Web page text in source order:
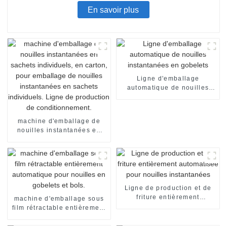
En savoir plus
machine d'emballage de
nouilles instantanées en
carton, pour emballage de
nouilles instantanées en
sachets individuels. Ligne
de production de
conditionnement.
Ligne d'emballage
automatique de nouilles
machine d'emballage sous
film rétractable entièrement
Ligne de production et de
friture entièrement